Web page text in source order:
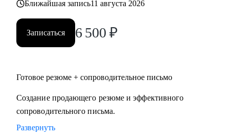
Ближайшая запись11 августа 2026
Записаться 6 500 ₽
Готовое резюме + сопроводительное письмо
Создание продающего резюме и эффективного
сопроводительного письма.
Развернуть